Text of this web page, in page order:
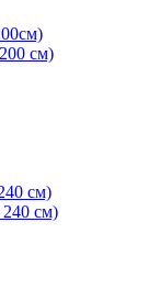
см)
см)
см)